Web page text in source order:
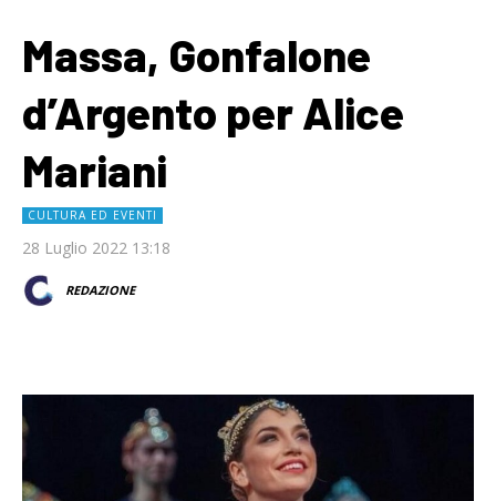
Massa, Gonfalone
d’Argento per Alice
Mariani
CULTURA ED EVENTI
28 Luglio 2022 13:18
REDAZIONE